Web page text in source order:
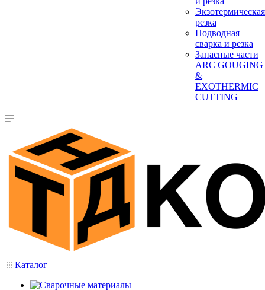
Экзотермическая
резка
Подводная
сварка и резка
Запасные части
ARC GOUGING
&
EXOTHERMIC
CUTTING
Каталог